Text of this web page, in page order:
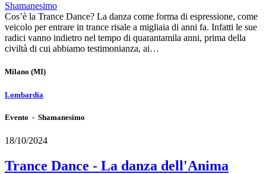
Shamanesimo
Cos’è la Trance Dance? La danza come forma di espressione, come
veicolo per entrare in trance risale a migliaia di anni fa. Infatti le sue
radici vanno indietro nel tempo di quarantamila anni, prima della
civiltà di cui abbiamo testimonianza, ai…
Milano (MI)
Lombardia
Evento - Shamanesimo
18/10/2024
Trance Dance - La danza dell'Anima